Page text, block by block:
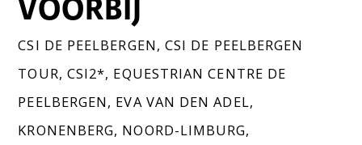
VOORBIJ
CSI DE PEELBERGEN, CSI DE PEELBERGEN
TOUR, CSI2*, EQUESTRIAN CENTRE DE
PEELBERGEN, EVA VAN DEN ADEL,
KRONENBERG, NOORD-LIMBURG,